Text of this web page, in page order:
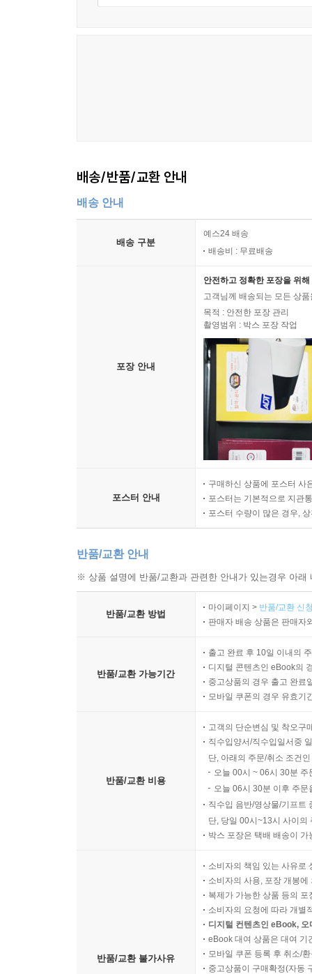
배송/반품/교환 안내
배송 안내
배송 구분
예스24 배송
배송비 : 무료배송
포장 안내
안전하고 정확한 포장을 위
고객님께 배송되는 모든 상
목적 : 안전한 포장 관리
촬영범위 : 박스 포장 작업
포스터 안내
구매하신 상품에 포스터 사
포스터는 기본적으로 지관
포스터 수량이 많은 경우,
반품/교환 안내
※ 상품 설명에 반품/교환과 관련한 안내가 있는경우 아
반품/교환 방법
마이페이지 > 반품/교환 신
판매자 배송 상품은 판매자
반품/교환 가능기간
출고 완료 후 10일 이내의
디지털 콘텐츠인 eBook의
중고상품의 경우 출고 완료
모바일 쿠폰의 경우 유효기
반품/교환 비용
고객의 단순변심 및 착오구
직수입양서/직수입일서중
단, 아래의 주문/취소 조건
오늘 00시 ~ 06시 30분
오늘 06시 30분 이후 주
직수입 음반/영상물/기프트
단, 당일 00시~13시 사이의
박스 포장은 택배 배송이
반품/교환 불가사유
소비자의 책임 있는 사유로
소비자의 사용, 포장 개봉
복제가 가능한 상품 등의
소비자의 요청에 따라 개별
디지털 컨텐츠인 eBook,
eBook 대여 상품은 대여 기
모바일 쿠폰 등록 후 취소/
중고상품이 구매확정(자동